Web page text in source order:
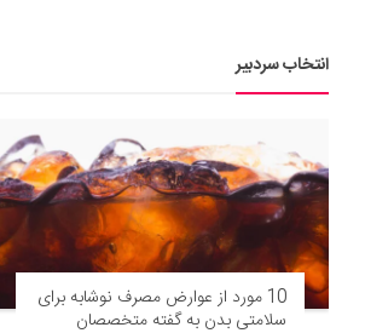
انتخاب سردبیر
10 مورد از عوارض مصرف نوشابه برای
سلامتی بدن به گفته متخصصان